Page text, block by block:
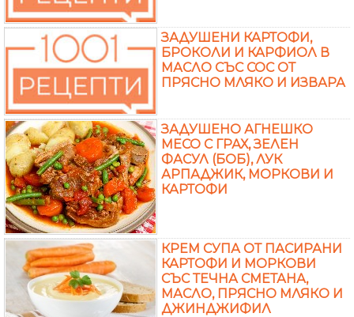
ЗАДУШЕНИ КАРТОФИ,
БРОКОЛИ И КАРФИОЛ В
МАСЛО СЪС СОС ОТ
ПРЯСНО МЛЯКО И ИЗВАРА
ЗАДУШЕНО АГНЕШКО
МЕСО С ГРАХ, ЗЕЛЕН
ФАСУЛ (БОБ), ЛУК
АРПАДЖИК, МОРКОВИ И
КАРТОФИ
КРЕМ СУПА ОТ ПАСИРАНИ
КАРТОФИ И МОРКОВИ
СЪС ТЕЧНА СМЕТАНА,
МАСЛО, ПРЯСНО МЛЯКО И
ДЖИНДЖИФИЛ